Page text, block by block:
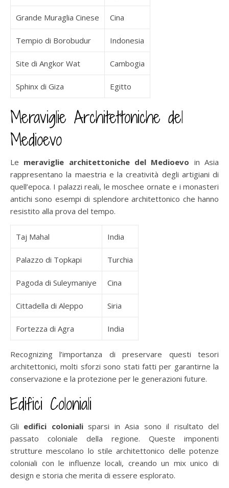
Grande Muraglia Cinese Cina
Tempio di Borobudur Indonesia
Site di Angkor Wat Cambogia
Sphinx di Giza Egitto
Meraviglie Architettoniche del
Medioevo
Le meraviglie architettoniche del Medioevo in Asia
rappresentano la maestria e la creatività degli artigiani di
quell’epoca. I palazzi reali, le moschee ornate e i monasteri
antichi sono esempi di splendore architettonico che hanno
resistito alla prova del tempo.
Taj Mahal India
Palazzo di Topkapi Turchia
Pagoda di Suleymaniye Cina
Cittadella di Aleppo Siria
Fortezza di Agra India
Recognizing l’importanza di preservare questi tesori
architettonici, molti sforzi sono stati fatti per garantirne la
conservazione e la protezione per le generazioni future.
Edifici Coloniali
Gli edifici colonialisparsi in Asia sono il risultato del
passato coloniale della regione. Queste imponenti
strutture mescolano lo stile architettonico delle potenze
coloniali con le influenze locali, creando un mix unico di
design e storia che merita di essere esplorato.